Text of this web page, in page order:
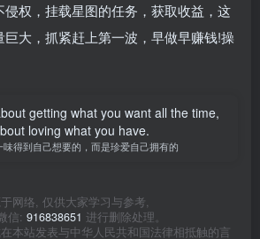
权，挂载星图的任务，获取收益，这
大，抓紧赶上第一波，早做早赚钱!操
getting what you want all the time,
loving what you have.
得到自己想要的，而是珍爱自己拥有的
网络, 仅供大家学习与参考,
信: 916838651 进行删除处理。
本站发表与中华人民共和国法律相抵触的言